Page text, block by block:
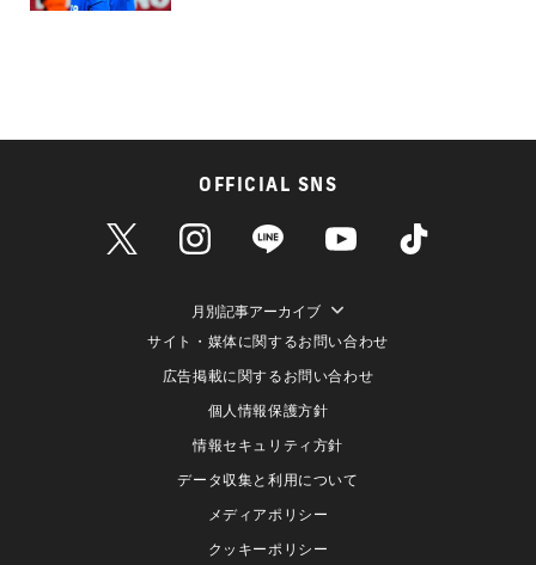
OFFICIAL SNS
月別記事アーカイブ
サイト・媒体に関するお問い合わせ
広告掲載に関するお問い合わせ
個人情報保護方針
情報セキュリティ方針
データ収集と利用について
メディアポリシー
クッキーポリシー